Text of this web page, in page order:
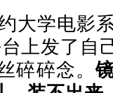
大学电影
上发了自
碎碎念。